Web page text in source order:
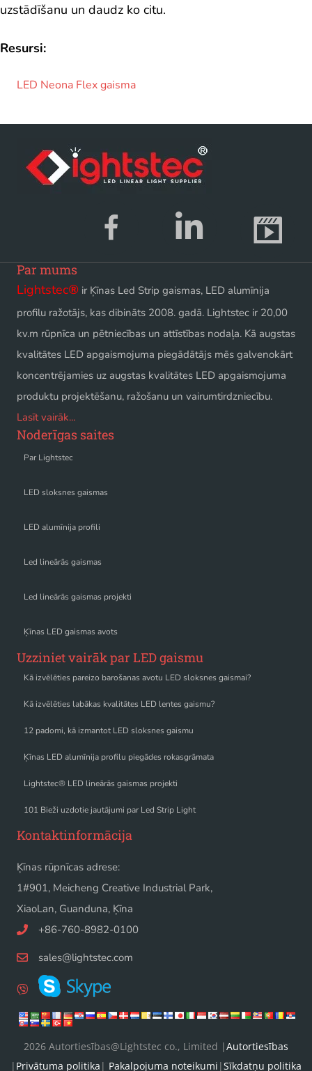
uzstādīšanu un daudz ko citu.
Resursi:
LED Neona Flex gaisma
Par mums
Lightstec® ir Ķīnas Led Strip gaismas, LED alumīnija
profilu ražotājs, kas dibināts 2008. gadā. Lightstec ir 20,00
kv.m rūpnīca un pētniecības un attīstības nodaļa. Kā augstas
kvalitātes LED apgaismojuma piegādātājs mēs galvenokārt
koncentrējamies uz augstas kvalitātes LED apgaismojuma
produktu projektēšanu, ražošanu un vairumtirdzniecību.
Lasīt vairāk...
Noderīgas saites
Par Lightstec
LED sloksnes gaismas
LED alumīnija profili
Led lineārās gaismas
Led lineārās gaismas projekti
Ķīnas LED gaismas avots
Uzziniet vairāk par LED gaismu
Kā izvēlēties pareizo barošanas avotu LED sloksnes gaismai?
Kā izvēlēties labākas kvalitātes LED lentes gaismu?
12 padomi, kā izmantot LED sloksnes gaismu
Ķīnas LED alumīnija profilu piegādes rokasgrāmata
Lightstec® LED lineārās gaismas projekti
101 Bieži uzdotie jautājumi par Led Strip Light
Kontaktinformācija
Ķīnas rūpnīcas adrese:
1#901, Meicheng Creative Industrial Park,
XiaoLan, Guanduna, Ķīna
+86-760-8982-0100
sales@lightstec.com
2026 Autortiesības@Lightstec co., Limited |Autortiesības
| Privātuma politika | Pakalpojuma noteikumi |Sīkdatņu politika